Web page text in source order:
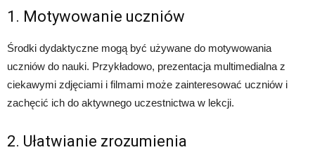
1. Motywowanie uczniów
Środki dydaktyczne mogą być używane do motywowania
uczniów do nauki. Przykładowo, prezentacja multimedialna z
ciekawymi zdjęciami i filmami może zainteresować uczniów i
zachęcić ich do aktywnego uczestnictwa w lekcji.
2. Ułatwianie zrozumienia